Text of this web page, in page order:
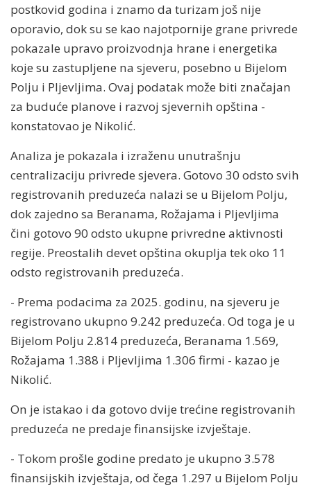
postkovid godina i znamo da turizam još nije
oporavio, dok su se kao najotpornije grane privrede
pokazale upravo proizvodnja hrane i energetika
koje su zastupljene na sjeveru, posebno u Bijelom
Polju i Pljevljima. Ovaj podatak može biti značajan
za buduće planove i razvoj sjevernih opština -
konstatovao je Nikolić.
Analiza je pokazala i izraženu unutrašnju
centralizaciju privrede sjevera. Gotovo 30 odsto svih
registrovanih preduzeća nalazi se u Bijelom Polju,
dok zajedno sa Beranama, Rožajama i Pljevljima
čini gotovo 90 odsto ukupne privredne aktivnosti
regije. Preostalih devet opština okuplja tek oko 11
odsto registrovanih preduzeća.
- Prema podacima za 2025. godinu, na sjeveru je
registrovano ukupno 9.242 preduzeća. Od toga je u
Bijelom Polju 2.814 preduzeća, Beranama 1.569,
Rožajama 1.388 i Pljevljima 1.306 firmi - kazao je
Nikolić.
On je istakao i da gotovo dvije trećine registrovanih
preduzeća ne predaje finansijske izvještaje.
- Tokom prošle godine predato je ukupno 3.578
finansijskih izvještaja, od čega 1.297 u Bijelom Polju